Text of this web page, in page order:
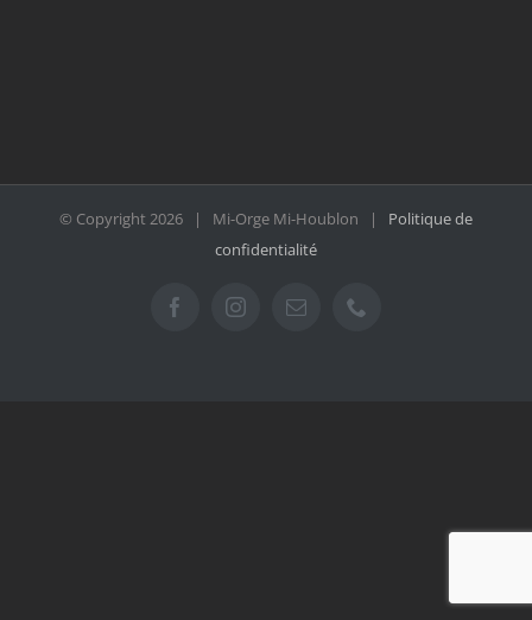
© Copyright2026 | Mi-Orge Mi-Houblon | Politique de
confidentialité
FacebookInstagramEmail